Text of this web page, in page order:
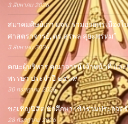
3 สิงหาคม 2026
สมาคมศิษย์เก่า มจร. ร่วมอวยพรเนื่องใ
ศาสตราจารย์, ดร.สุรพล สุยะพรหม”
3 สิงหาคม 2026
คณะผู้บริหาร คณาจารย์ เจ้าหน้าที่ แล
พรรษา ประจำปี ๒๕๖๙
30 กรกฎาคม 2026
ขอเชิญนิสิต นักศึกษา เข้าร่วมประกวดร้
28 กรกฎาคม 2026